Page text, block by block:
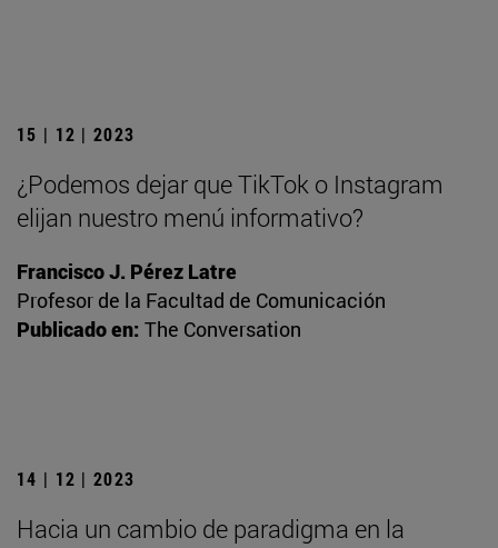
15 | 12 | 2023
¿Podemos dejar que TikTok o Instagram
elijan nuestro menú informativo?
Francisco J. Pérez Latre
Profesor de la Facultad de Comunicación
Publicado en: The Conversation
14 | 12 | 2023
Hacia un cambio de paradigma en la